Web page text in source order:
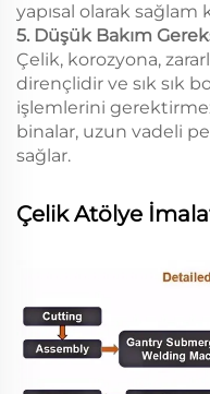
yapısal olarak sağlam
5. Düşük Bakım
Çelik, korozyona,
dirençlidir ve sık sık
işlemlerini
binalar, uzun vadeli
sağlar.
Çelik Atölye